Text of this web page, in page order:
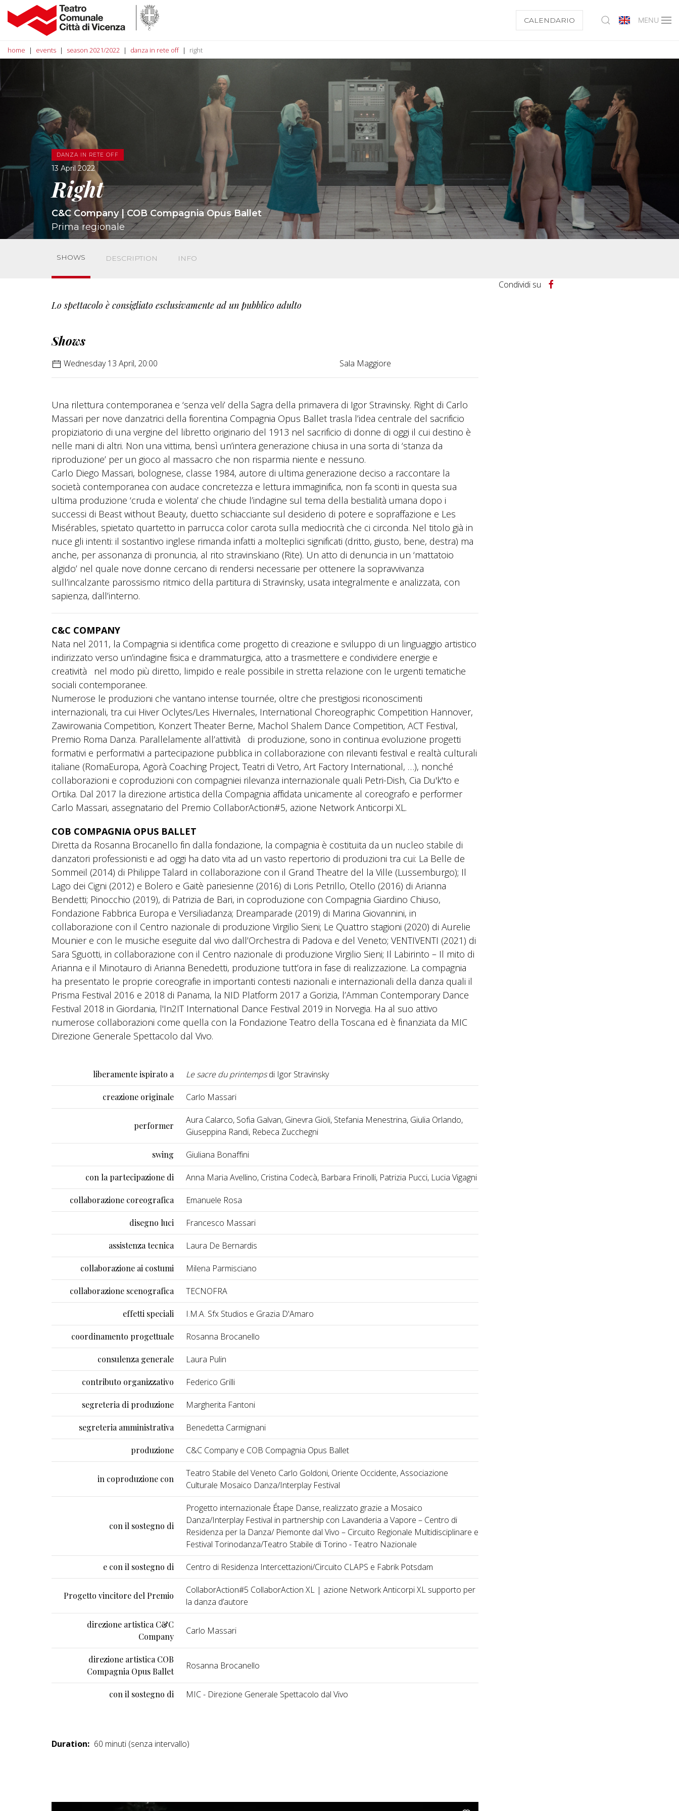
CALENDARIO MENU
home events season 2021/2022 danza in rete off right
DANZA IN RETE OFF
13 April 2022
Right
C&C Company | COB Compagnia Opus Ballet
Prima regionale
SHOWS DESCRIPTION INFO
Lo spettacolo è consigliato esclusivamente ad un pubblico adulto
Shows
Wednesday 13 April, 20:00 Sala Maggiore
Una rilettura contemporanea e ‘senza veli’ della Sagra della primavera di Igor Stravinsky. Right di Carlo
Massari per nove danzatrici della fiorentina Compagnia Opus Ballet trasla l’idea centrale del sacrificio
propiziatorio di una vergine del libretto originario del 1913 nel sacrificio di donne di oggi il cui destino è
nelle mani di altri. Non una vittima, bensì un’intera generazione chiusa in una sorta di ‘stanza da
riproduzione’ per un gioco al massacro che non risparmia niente e nessuno.
Carlo Diego Massari, bolognese, classe 1984, autore di ultima generazione deciso a raccontare la
società contemporanea con audace concretezza e lettura immaginifica, non fa sconti in questa sua
ultima produzione ‘cruda e violenta’ che chiude l’indagine sul tema della bestialità umana dopo i
successi di Beast without Beauty, duetto schiacciante sul desiderio di potere e sopraffazione e Les
Misérables, spietato quartetto in parrucca color carota sulla mediocrità che ci circonda. Nel titolo già in
nuce gli intenti: il sostantivo inglese rimanda infatti a molteplici significati (dritto, giusto, bene, destra) ma
anche, per assonanza di pronuncia, al rito stravinskiano (Rite). Un atto di denuncia in un ‘mattatoio
algido’ nel quale nove donne cercano di rendersi necessarie per ottenere la sopravvivanza
sull’incalzante parossismo ritmico della partitura di Stravinsky, usata integralmente e analizzata, con
sapienza, dall’interno.
C&C COMPANY
Nata nel 2011, la Compagnia si identifica come progetto di creazione e sviluppo di un linguaggio artistico
indirizzato verso un’indagine fisica e drammaturgica, atto a trasmettere e condividere energie e
creatività nel modo più diretto, limpido e reale possibile in stretta relazione con le urgenti tematiche
sociali contemporanee.
Numerose le produzioni che vantano intense tournée, oltre che prestigiosi riconoscimenti
internazionali, tra cui Hiver Oclytes/Les Hivernales, International Choreographic Competition Hannover,
Zawirowania Competition, Konzert Theater Berne, Machol Shalem Dance Competition, ACT Festival,
Premio Roma Danza. Parallelamente all’attività di produzione, sono in continua evoluzione progetti
formativi e performativi a partecipazione pubblica in collaborazione con rilevanti festival e realtà culturali
italiane (RomaEuropa, Agorà Coaching Project, Teatri di Vetro, Art Factory International, …), nonché
collaborazioni e coproduzioni con compagniei rilevanza internazionale quali Petri-Dish, Cia Du'k'to e
Ortika. Dal 2017 la direzione artistica della Compagnia affidata unicamente al coreografo e performer
Carlo Massari, assegnatario del Premio CollaborAction#5, azione Network Anticorpi XL.
COB COMPAGNIA OPUS BALLET
Diretta da Rosanna Brocanello fin dalla fondazione, la compagnia è costituita da un nucleo stabile di
danzatori professionisti e ad oggi ha dato vita ad un vasto repertorio di produzioni tra cui: La Belle de
Sommeil (2014) di Philippe Talard in collaborazione con il Grand Theatre del la Ville (Lussemburgo); Il
Lago dei Cigni (2012) e Bolero e Gaitè pariesienne (2016) di Loris Petrillo, Otello (2016) di Arianna
Bendetti; Pinocchio (2019), di Patrizia de Bari, in coproduzione con Compagnia Giardino Chiuso,
Fondazione Fabbrica Europa e Versiliadanza; Dreamparade (2019) di Marina Giovannini, in
collaborazione con il Centro nazionale di produzione Virgilio Sieni; Le Quattro stagioni (2020) di Aurelie
Mounier e con le musiche eseguite dal vivo dall’Orchestra di Padova e del Veneto; VENTIVENTI (2021) di
Sara Sguotti, in collaborazione con il Centro nazionale di produzione Virgilio Sieni; Il Labirinto – Il mito di
Arianna e il Minotauro di Arianna Benedetti, produzione tutt’ora in fase di realizzazione. La compagnia
ha presentato le proprie coreografie in importanti contesti nazionali e internazionali della danza quali il
Prisma Festival 2016 e 2018 di Panama, la NID Platform 2017 a Gorizia, l’Amman Contemporary Dance
Festival 2018 in Giordania, l'In2IT International Dance Festival 2019 in Norvegia. Ha al suo attivo
numerose collaborazioni come quella con la Fondazione Teatro della Toscana ed è finanziata da MIC
Direzione Generale Spettacolo dal Vivo.
liberamente ispirato a Le sacre du printempsdi Igor Stravinsky
creazione originale Carlo Massari
performer
Aura Calarco, Sofia Galvan, Ginevra Gioli, Stefania Menestrina, Giulia Orlando,
Giuseppina Randi, Rebeca Zucchegni
swing Giuliana Bonaffini
con la partecipazione di Anna Maria Avellino, Cristina Codecà, Barbara Frinolli, Patrizia Pucci, Lucia Vigagni
collaborazione coreografica Emanuele Rosa
disegno luci Francesco Massari
assistenza tecnica Laura De Bernardis
collaborazione ai costumi Milena Parmisciano
collaborazione scenografica TECNOFRA
effetti speciali I.M.A. Sfx Studios e Grazia D'Amaro
coordinamento progettuale Rosanna Brocanello
consulenza generale Laura Pulin
contributo organizzativo Federico Grilli
segreteria di produzione Margherita Fantoni
segreteria amministrativa Benedetta Carmignani
produzione C&C Company e COB Compagnia Opus Ballet
in coproduzione con
Teatro Stabile del Veneto Carlo Goldoni, Oriente Occidente, Associazione
Culturale Mosaico Danza/Interplay Festival
con il sostegno di
Progetto internazionale Étape Danse, realizzato grazie a Mosaico
Danza/Interplay Festival in partnership con Lavanderia a Vapore – Centro di
Residenza per la Danza/ Piemonte dal Vivo – Circuito Regionale Multidisciplinare e
Festival Torinodanza/Teatro Stabile di Torino - Teatro Nazionale
e con il sostegno di Centro di Residenza Intercettazioni/Circuito CLAPS e Fabrik Potsdam
Progetto vincitore del Premio
CollaborAction#5 CollaborAction XL | azione Network Anticorpi XL supporto per
la danza d’autore
direzione artistica C&C
Company
Carlo Massari
direzione artistica COB
Compagnia Opus Ballet
Rosanna Brocanello
con il sostegno di MIC - Direzione Generale Spettacolo dal Vivo
Duration: 60 minuti (senza intervallo)
Condividi su